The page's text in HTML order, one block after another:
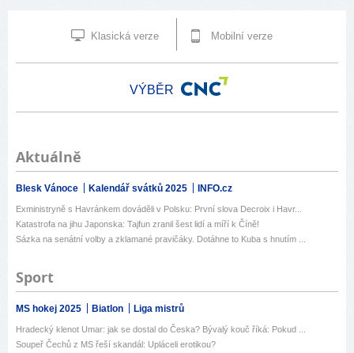
Klasická verze Mobilní verze
VÝBĚR
Aktuálně
Blesk Vánoce Kalendář svátků 2025 INFO.cz
Exministryně s Havránkem dováděli v Polsku: První slova Decroix i Havr...
Katastrofa na jihu Japonska: Tajfun zranil šest lidí a míří k Číně!
Sázka na senátní volby a zklamané pravičáky. Dotáhne to Kuba s hnutím ...
Sport
MS hokej 2025 Biatlon Liga mistrů
Hradecký klenot Umar: jak se dostal do Česka? Bývalý kouč říká: Pokud ...
Soupeř Čechů z MS řeší skandál: Upláceli erotikou?